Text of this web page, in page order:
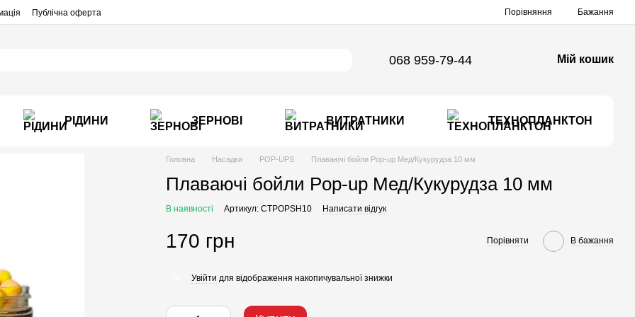
Публічна оферта Порівняння Бажання
068 959-79-44 Мій кошик
РІДИНИ ЗЕРНОВІ ВИТРАТНИКИ ТЕХНОПЛАНКТОН
Головна Насадки POP-UPS Плаваючі бойли Pop-up Мед/Кукурудза 10 мм
Плаваючі бойли Pop-up Мед/Кукурудза 10 мм
В наявності Артикул: CTPOPSH10 Написати відгук
170 грн Порівняти В бажання
Увійти для відображення накопичувальної знижки